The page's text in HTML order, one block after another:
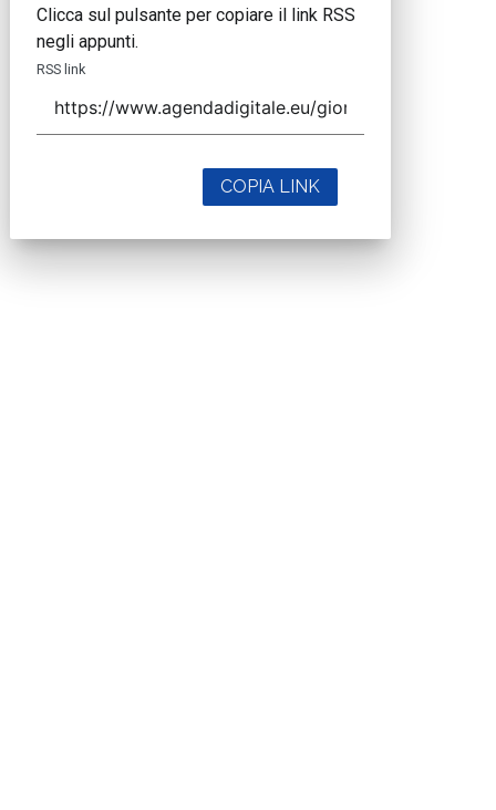
Clicca sul pulsante per copiare il link RSS
negli appunti.
RSS link
COPIA LINK